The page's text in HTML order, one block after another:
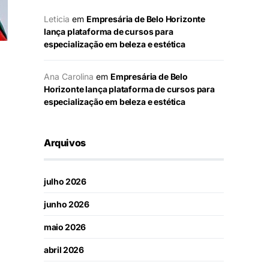
Leticia em Empresária de Belo Horizonte
lança plataforma de cursos para
especialização em beleza e estética
Ana Carolina em Empresária de Belo
Horizonte lança plataforma de cursos para
especialização em beleza e estética
Arquivos
julho 2026
junho 2026
maio 2026
abril 2026